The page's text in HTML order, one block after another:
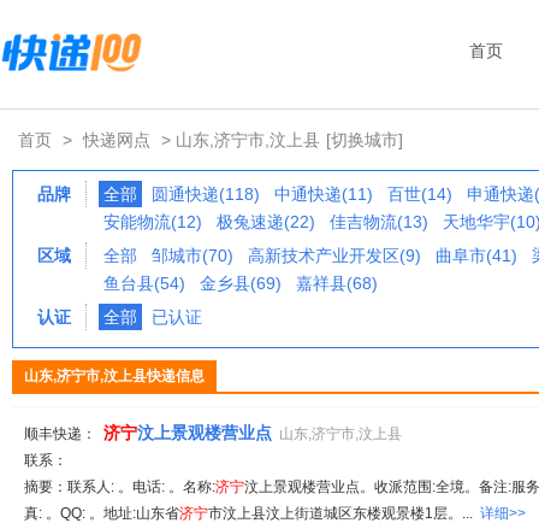
首页
首页 > 快递网点 > 山东,济宁市,汶上县 [切换城市]
品牌 全部 圆通快递(118) 中通快递(11) 百世(14)
申通快递
安能物流(12)
极兔速递(22) 佳吉物流(13)
天地华宇
区域
全部 邹城市(70) 高新技术产业开发区(9) 曲阜市(41)
鱼台县(54)
金乡县(69)
嘉祥县(68)
认证
全部 已认证
山东,济宁市,汶上县快递信息
顺丰快递： 济宁汶上景观楼营业点 山东,济宁市,汶上县
联系：
摘要：联系人: 。电话: 。名称:济宁汶上景观楼营业点。收派范围:全境。备注:服
真: 。QQ: 。地址:山东省济宁市汶上县汶上街道城区东楼观景楼1层。... 详细>>